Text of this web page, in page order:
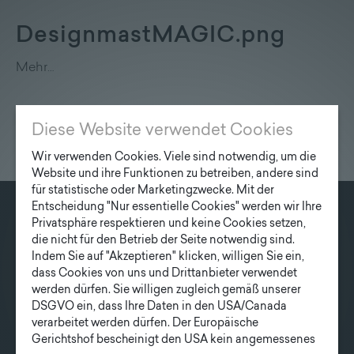
DesignmastMAGIC.png
Mehr…
KONTAKT
Fonatsch GmbH
Industriestraße 6
3390 Melk
+43 27 52/ 52 723-0
Diese Website verwendet Cookies
Wir verwenden Cookies. Viele sind notwendig, um die
Website und ihre Funktionen zu betreiben, andere sind
für statistische oder Marketingzwecke. Mit der
Entscheidung "Nur essentielle Cookies" werden wir Ihre
Privatsphäre respektieren und keine Cookies setzen,
die nicht für den Betrieb der Seite notwendig sind.
Indem Sie auf "Akzeptieren" klicken, willigen Sie ein,
dass Cookies von uns und Drittanbieter verwendet
werden dürfen. Sie willigen zugleich gemäß unserer
DSGVO ein, dass Ihre Daten in den USA/Canada
verarbeitet werden dürfen. Der Europäische
Gerichtshof bescheinigt den USA kein angemessenes